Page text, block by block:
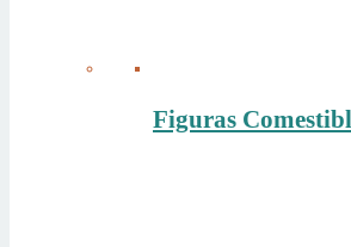
Figuras